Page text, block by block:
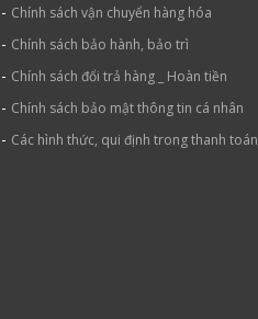
- Chính sách vận chuyển hàng hóa
- Chính sách bảo hành, bảo trì
- Chính sách đổi trả hàng _ Hoàn tiền
- Chính sách bảo mật thông tin cá nhân
- Các hình thức, qui định trong thanh toán